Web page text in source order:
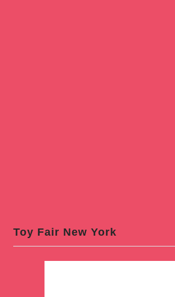
Toy Fair New York